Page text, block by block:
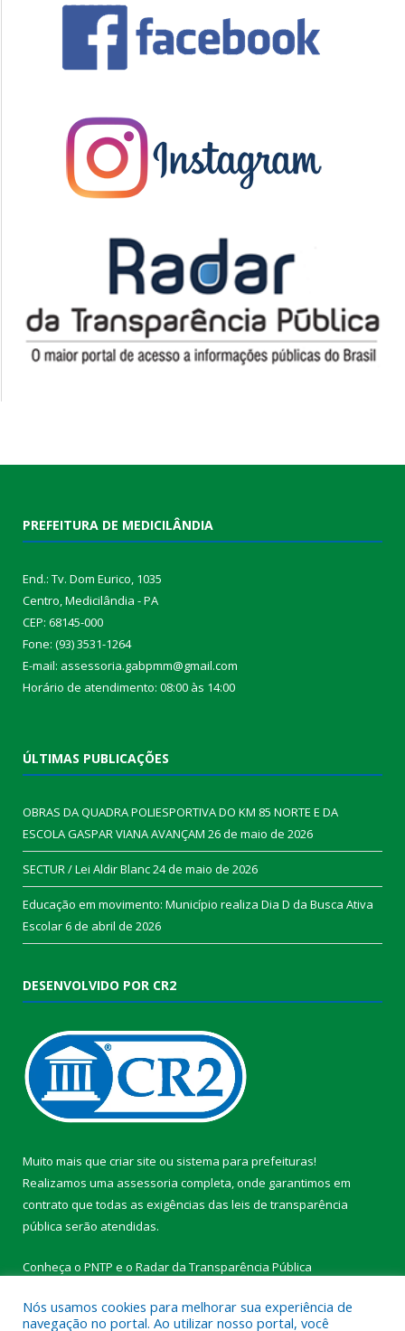
PREFEITURA DE MEDICILÂNDIA
End.: Tv. Dom Eurico, 1035
Centro, Medicilândia - PA
CEP: 68145-000
Fone: (93) 3531-1264
E-mail: assessoria.gabpmm@gmail.com
Horário de atendimento: 08:00 às 14:00
ÚLTIMAS PUBLICAÇÕES
OBRAS DA QUADRA POLIESPORTIVA DO KM 85 NORTE E DA
ESCOLA GASPAR VIANA AVANÇAM 26 de maio de 2026
SECTUR / Lei Aldir Blanc24 de maio de 2026
Educação em movimento: Município realiza Dia D da Busca Ativa
Escolar6 de abril de 2026
DESENVOLVIDO POR CR2
Muito mais que criar site ou sistema para prefeituras!
Realizamos uma assessoria completa, onde garantimos em
contrato que todas as exigências das leis de transparência
pública serão atendidas.
Conheça o PNTP e o Radar da Transparência Pública
Nós usamos cookies para melhorar sua experiência de
navegação no portal. Ao utilizar nosso portal, você